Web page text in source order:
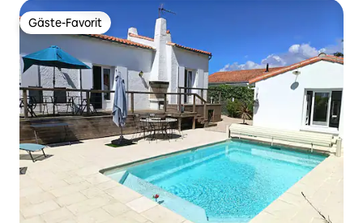
Gäste-Favorit
Gäste-Favorit